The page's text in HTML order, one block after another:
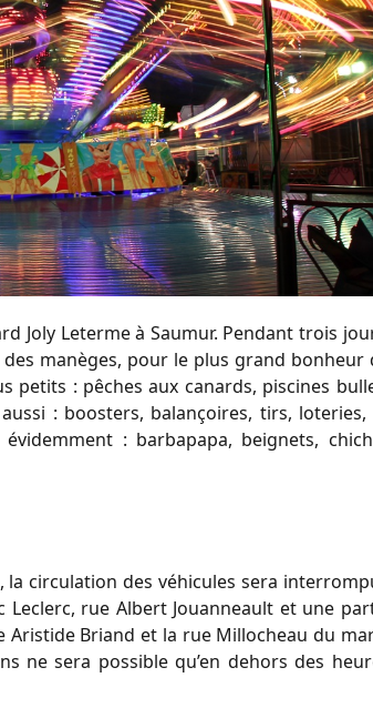
Joly Leterme à Saumur. Pendant trois
manèges, pour le plus grand bonheur
: pêches aux canards, piscines
: boosters, balançoires, tirs, loteries,
: barbapapa, beignets,
circulation des véhicules sera
rue Albert Jouanneault et une
Briand et la rue Millocheau du
ne sera possible qu’en dehors des